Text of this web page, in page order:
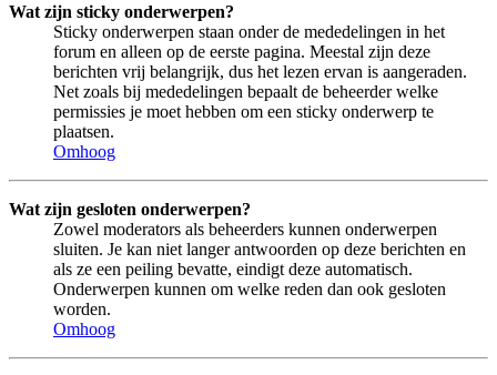
Wat zijn sticky onderwerpen?
Sticky onderwerpen staan onder de mededelingen in het
forum en alleen op de eerste pagina. Meestal zijn deze
berichten vrij belangrijk, dus het lezen ervan is aangeraden.
Net zoals bij mededelingen bepaalt de beheerder welke
permissies je moet hebben om een sticky onderwerp te
plaatsen.
Omhoog
Wat zijn gesloten onderwerpen?
Zowel moderators als beheerders kunnen onderwerpen
sluiten. Je kan niet langer antwoorden op deze berichten en
als ze een peiling bevatte, eindigt deze automatisch.
Onderwerpen kunnen om welke reden dan ook gesloten
worden.
Omhoog